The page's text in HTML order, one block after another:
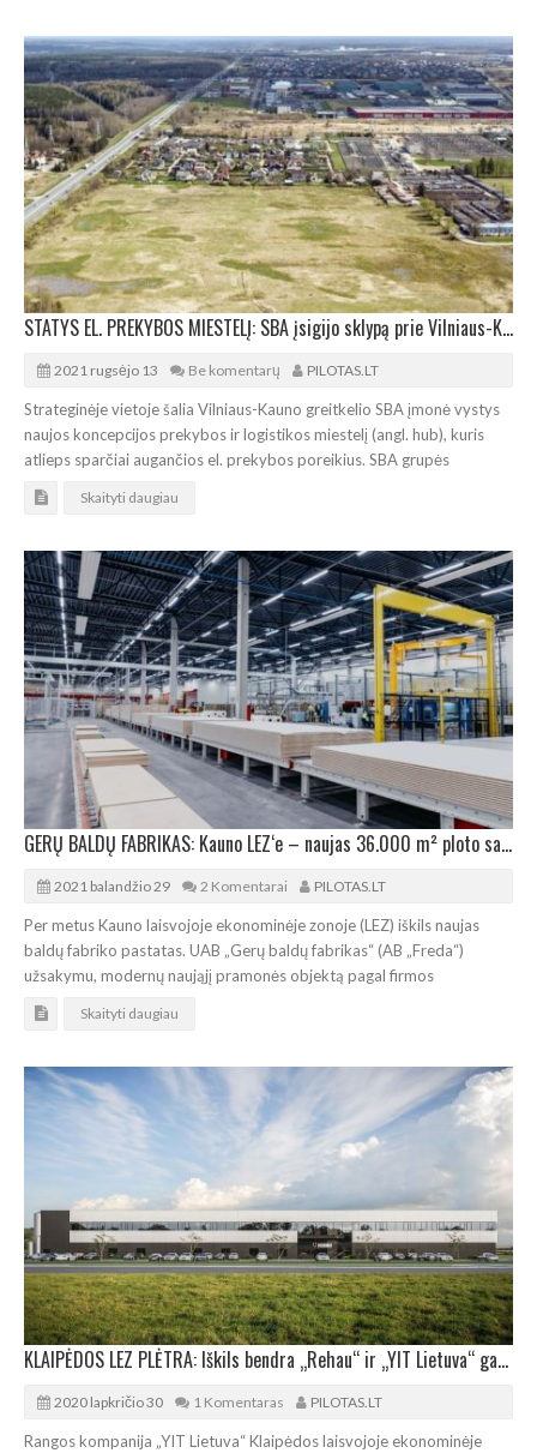
STATYS EL. PREKYBOS MIESTELĮ: SBA įsigijo sklypą prie Vilniaus-Kauno greitkelio
2021 rugsėjo 13 Be komentarų PILOTAS.LT
Strateginėje vietoje šalia Vilniaus-Kauno greitkelio SBA įmonė vystys
naujos koncepcijos prekybos ir logistikos miestelį (angl. hub), kuris
atlieps sparčiai augančios el. prekybos poreikius. SBA grupės
Skaityti daugiau
GERŲ BALDŲ FABRIKAS: Kauno LEZ‘e – naujas 36.000 m² ploto sandėlis
2021 balandžio 29 2 Komentarai PILOTAS.LT
Per metus Kauno laisvojoje ekonominėje zonoje (LEZ) iškils naujas
baldų fabriko pastatas. UAB „Gerų baldų fabrikas“ (AB „Freda“)
užsakymu, modernų naująjį pramonės objektą pagal firmos
Skaityti daugiau
KLAIPĖDOS LEZ PLĖTRA: Iškils bendra „Rehau“ ir „YIT Lietuva“ gamykla
2020 lapkričio 30 1 Komentaras PILOTAS.LT
Rangos kompanija „YIT Lietuva“ Klaipėdos laisvojoje ekonominėje